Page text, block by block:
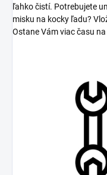
ľahko čistí. Potrebujete
misku na kocky ľadu?
Ostane Vám viac času na